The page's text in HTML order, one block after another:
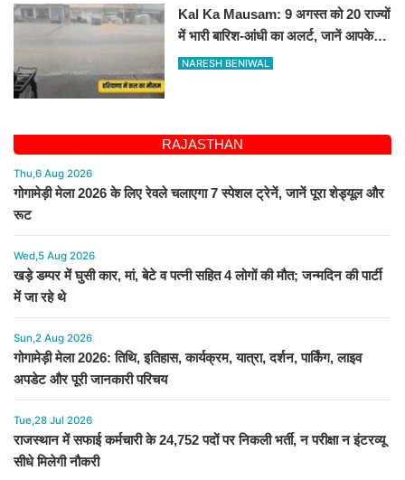
Kal Ka Mausam: 9 अगस्त को 20 राज्यों
में भारी बारिश-आंधी का अलर्ट, जानें आपके
शहर में कैसा रहेगा मौसम
NARESH BENIWAL
RAJASTHAN
Thu,6 Aug 2026
गोगामेड़ी मेला 2026 के लिए रेवले चलाएगा 7 स्पेशल ट्रेनें, जानें पूरा शेड्यूल और
रूट
Wed,5 Aug 2026
खड़े डम्पर में घुसी कार, मां, बेटे व पत्नी सहित 4 लोगों की मौत; जन्मदिन की पार्टी
में जा रहे थे
Sun,2 Aug 2026
गोगामेड़ी मेला 2026: तिथि, इतिहास, कार्यक्रम, यात्रा, दर्शन, पार्किंग, लाइव
अपडेट और पूरी जानकारी परिचय
Tue,28 Jul 2026
राजस्थान में सफाई कर्मचारी के 24,752 पदों पर निकली भर्ती, न परीक्षा न इंटरव्यू
सीधे मिलेगी नौकरी